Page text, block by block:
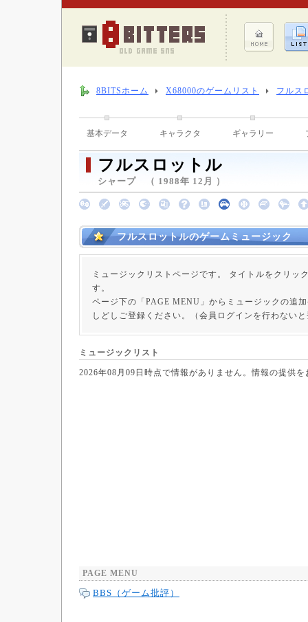
8BITSホーム X68000のゲームリスト フルス
基本データ キャラクタ ギャラリー
フルスロットル
シャープ （ 1988年 12月 ）
フルスロットルのゲームミュージック
ミュージックリストページです。 タイトルをクリッ
す。
ページ下の「PAGE MENU」からミュージックの追
しどしご登録ください。（会員ログインを行わない
ミュージックリスト
2026年08月09日時点で情報がありません。情報の提供
PAGE MENU
BBS（ゲーム批評）